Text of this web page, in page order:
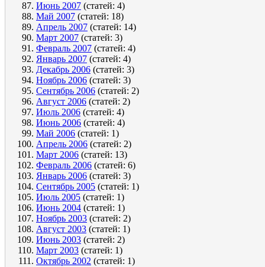
Июнь 2007 (статей: 4)
Май 2007 (статей: 18)
Апрель 2007 (статей: 14)
Март 2007 (статей: 3)
Февраль 2007 (статей: 4)
Январь 2007 (статей: 4)
Декабрь 2006 (статей: 3)
Ноябрь 2006 (статей: 3)
Сентябрь 2006 (статей: 2)
Август 2006 (статей: 2)
Июль 2006 (статей: 4)
Июнь 2006 (статей: 4)
Май 2006 (статей: 1)
Апрель 2006 (статей: 2)
Март 2006 (статей: 13)
Февраль 2006 (статей: 6)
Январь 2006 (статей: 3)
Сентябрь 2005 (статей: 1)
Июль 2005 (статей: 1)
Июнь 2004 (статей: 1)
Ноябрь 2003 (статей: 2)
Август 2003 (статей: 1)
Июнь 2003 (статей: 2)
Март 2003 (статей: 1)
Октябрь 2002 (статей: 1)